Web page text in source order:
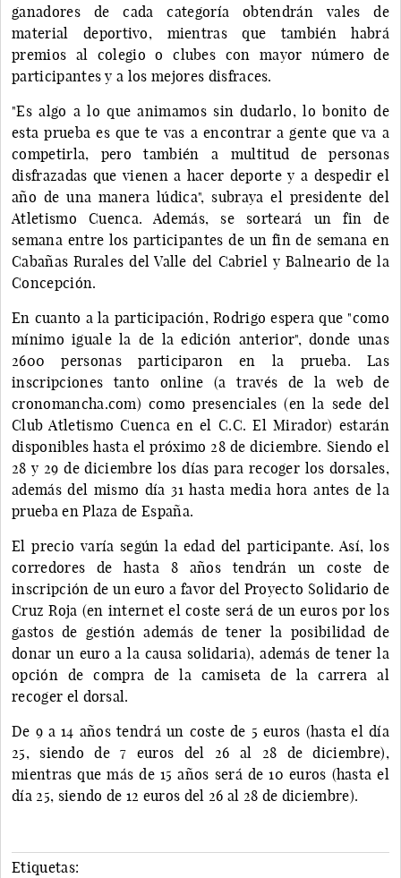
ganadores de cada categoría obtendrán vales de
material deportivo, mientras que también habrá
premios al colegio o clubes con mayor número de
participantes y a los mejores disfraces.
"Es algo a lo que animamos sin dudarlo, lo bonito de
esta prueba es que te vas a encontrar a gente que va a
competirla, pero también a multitud de personas
disfrazadas que vienen a hacer deporte y a despedir el
año de una manera lúdica", subraya el presidente del
Atletismo Cuenca. Además, se sorteará un fin de
semana entre los participantes de un fin de semana en
Cabañas Rurales del Valle del Cabriel y Balneario de la
Concepción.
En cuanto a la participación, Rodrigo espera que "como
mínimo iguale la de la edición anterior", donde unas
2600 personas participaron en la prueba. Las
inscripciones tanto online (a través de la web de
cronomancha.com) como presenciales (en la sede del
Club Atletismo Cuenca en el C.C. El Mirador) estarán
disponibles hasta el próximo 28 de diciembre. Siendo el
28 y 29 de diciembre los días para recoger los dorsales,
además del mismo día 31 hasta media hora antes de la
prueba en Plaza de España.
El precio varía según la edad del participante. Así, los
corredores de hasta 8 años tendrán un coste de
inscripción de un euro a favor del Proyecto Solidario de
Cruz Roja (en internet el coste será de un euros por los
gastos de gestión además de tener la posibilidad de
donar un euro a la causa solidaria), además de tener la
opción de compra de la camiseta de la carrera al
recoger el dorsal.
De 9 a 14 años tendrá un coste de 5 euros (hasta el día
25, siendo de 7 euros del 26 al 28 de diciembre),
mientras que más de 15 años será de 10 euros (hasta el
día 25, siendo de 12 euros del 26 al 28 de diciembre).
Etiquetas: